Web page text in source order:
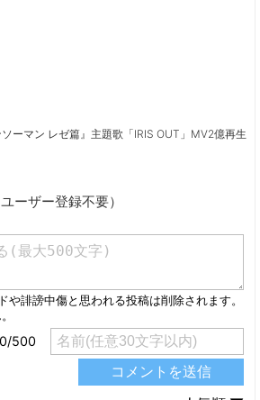
ーマン レゼ篇』主題歌「IRIS OUT」MV2億再生
ーザー登録不要）